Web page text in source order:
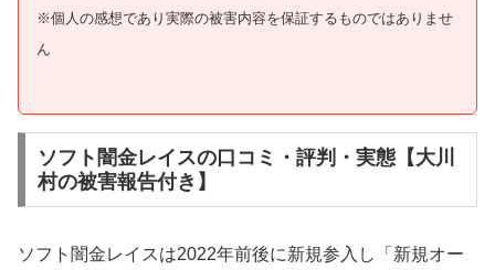
※個人の感想であり実際の被害内容を保証するものではありませ
ん
ソフト闇金レイスの口コミ・評判・実態【大川
村の被害報告付き】
ソフト闇金レイスは2022年前後に新規参入し「新規オー